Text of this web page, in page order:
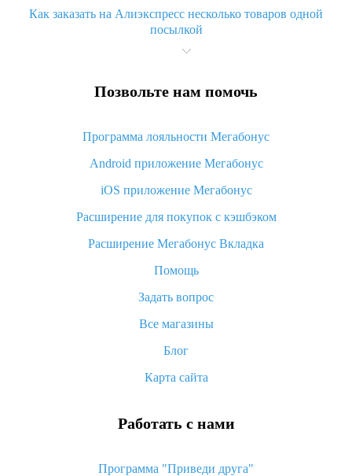
Как заказать на Алиэкспресс несколько товаров одной
посылкой
Что значит статус «Заказ закрыт» на Алиэкспресс и что
Что делать, если Алиэкспресс просит ввести паспортные
Как узнать, куда пришла посылка с Алиэкспресс
Вы отменили заказ на Алиэкспресс, когда вернут деньги?
Что такое баллы на Алиэкспресс, как их получить и
«AliExpress Standard Shipping»: что это за метод доставки и
как его отслеживать
Как покупать оптом на Алиэкспресс
Что делать, если не пришел товар с Алиэкспресс
возврата денег
Позвольте нам помочь
Программа лояльности Мегабонус
Android приложение Мегабонус
iOS приложение Мегабонус
Расширение для покупок с кэшбэком
Расширение Мегабонус Вкладка
Помощь
Задать вопрос
Все магазины
Блог
Карта сайта
Работать с нами
Программа "Приведи друга"